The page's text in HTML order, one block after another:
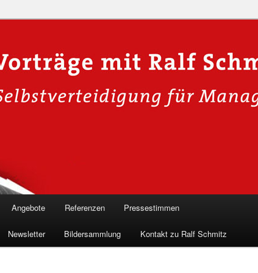
für Hackervorträge &
in die Welt der Cybersicherheit mit Ralf Schmitz. Erleben Sie Live-
& schützen Sie sich effektiv.
Angebote Referenzen Pressestimmen
Newsletter Bildersammlung Kontakt zu Ralf Schmitz